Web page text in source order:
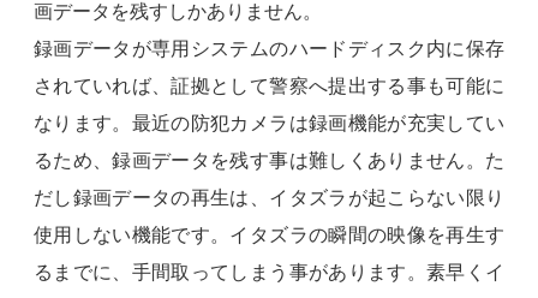
画データを残すしかありません。
録画データが専用システムのハードディスク内に保存
されていれば、証拠として警察へ提出する事も可能に
なります。最近の防犯カメラは録画機能が充実してい
るため、録画データを残す事は難しくありません。た
だし録画データの再生は、イタズラが起こらない限り
使用しない機能です。イタズラの瞬間の映像を再生す
るまでに、手間取ってしまう事があります。素早くイ